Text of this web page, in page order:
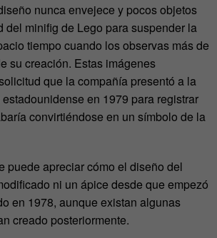
nunca envejece y pocos objetos
del minifig de Lego para suspender la
tiempo cuando los observas más de
su creación. Estas imágenes
que la compañía presentó a la
en 1979 para registrar
convirtiéndose en un símbolo de la
puede apreciar cómo el diseño del
ni un ápice desde que empezó
en 1978, aunque existan algunas
creado posteriormente.